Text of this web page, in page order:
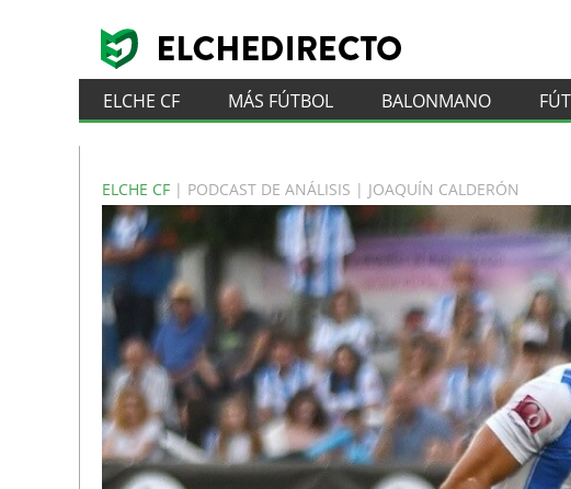
ELCHE CF MÁS FÚTBOL BALONMANO
ELCHE CF | PODCAST DE ANÁLISIS | JOAQUÍN CALDERÓN